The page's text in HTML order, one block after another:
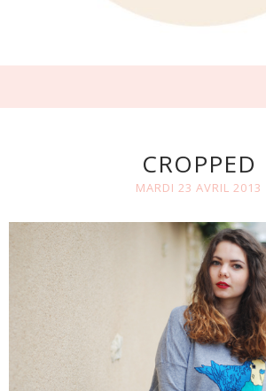
CROPPED
MARDI 23 AVRIL 2013